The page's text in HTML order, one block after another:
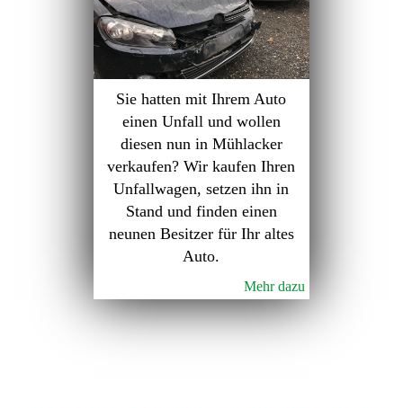
Sie hatten mit Ihrem Auto
einen Unfall und wollen
diesen nun in Mühlacker
verkaufen? Wir kaufen Ihren
Unfallwagen, setzen ihn in
Stand und finden einen
neunen Besitzer für Ihr altes
Auto.
Mehr dazu